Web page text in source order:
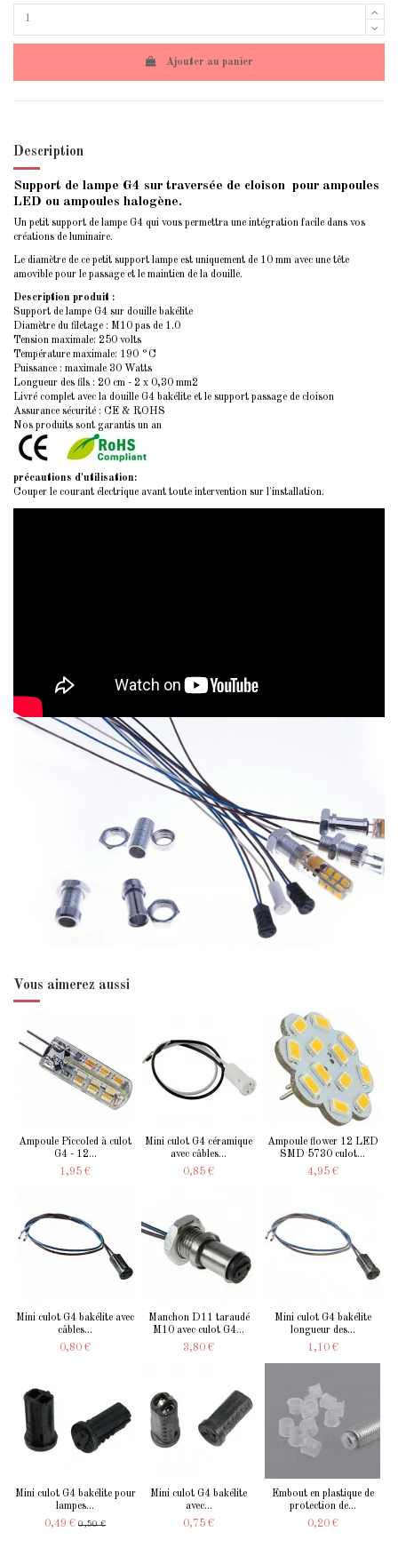
Ajouter au panier
Description
Support de lampe G4 sur traversée de cloison pour ampoules
LED ou ampoules halogène.
Un petit support de lampe G4 qui vous permettra une intégration facile dans vos
créations de luminaire.
Le diamètre de ce petit support lampe est uniquement de 10 mm avec une tête
amovible pour le passage et le maintien de la douille.
Description produit :
Support de lampe G4 sur douille bakélite
Diamètre du filetage : M10 pas de 1.0
Tension maximale: 250 volts
Température maximale: 190 °C
Puissance : maximale 30 Watts
Longueur des fils : 20 cm - 2 x 0,30 mm2
Livré complet avec la douille G4 bakélite et le support passage de cloison
Assurance sécurité : CE & ROHS
Nos produits sont garantis un an
précautions d'utilisation:
Couper le courant électrique avant toute intervention sur l'installation.
Vous aimerez aussi
Ampoule Piccoled à culot
G4 - 12...
1,95 €
Mini culot G4 céramique
avec câbles...
0,85 €
Ampoule flower 12 LED
SMD 5730 culot...
4,95 €
Mini culot G4 bakélite avec
câbles...
0,80 €
Manchon D11 taraudé
M10 avec culot G4...
3,80 €
Mini culot G4 bakélite
longueur des...
1,10 €
Mini culot G4 bakélite pour
lampes...
0,49 € 0,50 €
Mini culot G4 bakélite
avec...
0,75 €
Embout en plastique de
protection de...
0,20 €